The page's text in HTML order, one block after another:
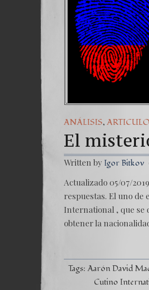
ANÁLISIS,
El
Written by Igor Bitkov
Actualizado 05/07/
respuestas. El uno de
International , que se
obtener la
Tags: Aarón David
Cutino